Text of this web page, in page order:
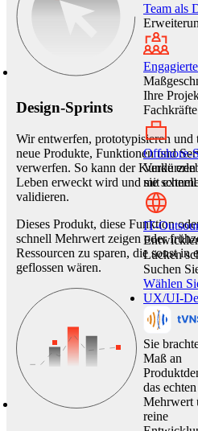
Design-Sprints
Wir entwerfen, prototypisieren und
neue Produkte, Funktionen und
verwerfen. So kann der Kunde
Leben erweckt wird und sie
validieren.
Dieses Produkt, diese Funktion
schnell Mehrwert zeigen oder
Ressourcen zu sparen, die sonst
geflossen wären.
Team als
Ihre
Offshore-
mit
IT-
Lücken
Suchen
Wählen
UX/UI-
Sie
Maß an
das echten
Mehrwert
reine